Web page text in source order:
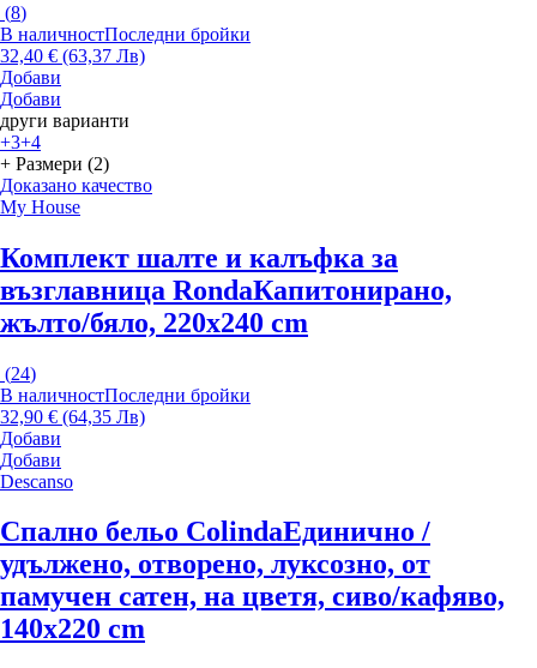
(8)
В наличностПоследни бройки
32,40 € (63,37 Лв)
Добави
Добави
други варианти
+3+4
+ Размери (2)
Доказано качество
My House
Комплект шалте и калъфка за
възглавница RondaКапитонирано,
жълто/бяло, 220x240 cm
(24)
В наличностПоследни бройки
32,90 € (64,35 Лв)
Добави
Добави
Descanso
Спално бельо ColindaЕдинично /
удължено, отворено, луксозно, от
памучен сатен, на цветя, сиво/кафяво,
140x220 cm